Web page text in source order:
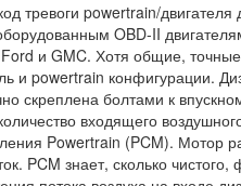
тревоги powertrain/
OBD-II
и GMC. Хотя общие, точные
и powertrain конфигурации.
скреплена болтами к
входящего
Powertrain (PCM). Мотор
PCM знает, сколько